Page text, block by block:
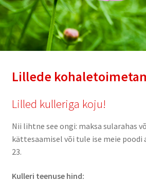
Lillede
Lilled kulleriga koju!
Nii lihtne see ongi: maksa sularahas
kättesaamisel või tule ise meie poodi
23.
Kulleri teenuse hind: